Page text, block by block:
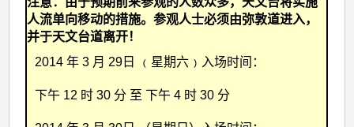
人流单向移动的措施。参观人士必须由弥敦道进入，
并于天文台道离开！
2014 年 3 月 29日
﹙星期六﹚入场时间：
下午 12 时 30 分 至 下午 4 时 30 分